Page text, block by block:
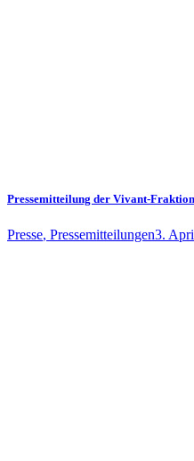
Pressemitteilung der Vivant-Fraktion
Presse, Pressemitteilungen3.